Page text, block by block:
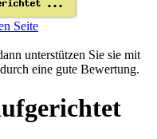
Seite
unterstützen Sie sie mit
eine gute Bewertung.